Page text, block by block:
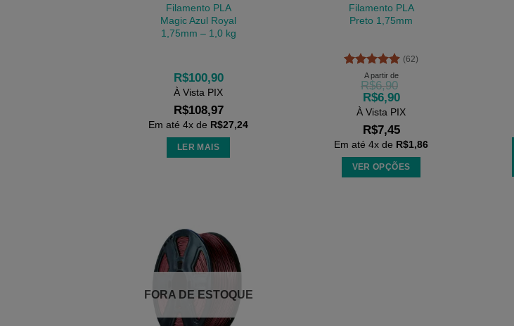
Filamento PLA
Magic Azul Royal
1,75mm – 1,0 kg
R$100,90
À Vista PIX
R$108,97
Em até 4x de R$27,24
LER MAIS
Filamento PLA
Preto 1,75mm
Avaliação
de 5
(62)
A partir de
R$6,90
R$6,90
À Vista PIX
R$7,45
Em até 4x de R$1,86
VER OPÇÕES
FORA DE ESTOQUE